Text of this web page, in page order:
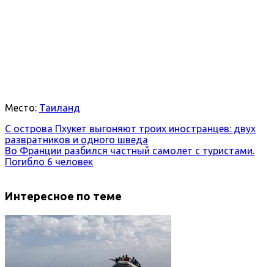
Место: Таиланд
С острова Пхукет выгоняют троих иностранцев: двух
развратников и одного шведа
Во Франции разбился частный самолет с туристами.
Погибло 6 человек
Интересное по теме